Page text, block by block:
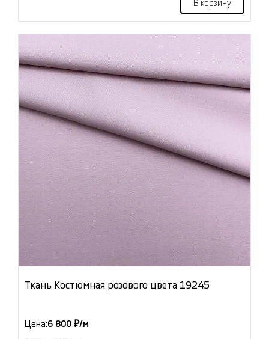
В корзину
Ткань Костюмная розового цвета 19245
Цена:6 800 ₽/м